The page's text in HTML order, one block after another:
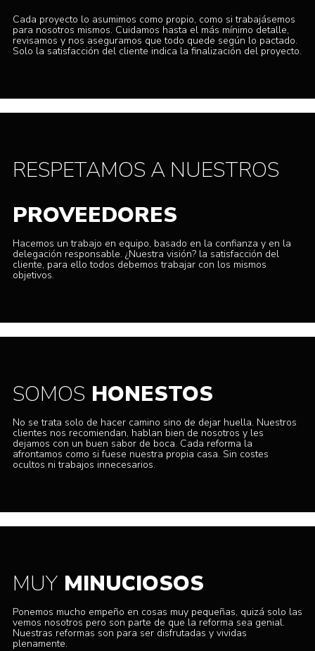
Cada proyecto lo asumimos como propio, como si trabajásemos
para nosotros mismos. Cuidamos hasta el más mínimo detalle,
revisamos y nos aseguramos que todo quede según lo pactado.
Solo la satisfacción del cliente indica la finalización del proyecto.
RESPETAMOS A NUESTROS
PROVEEDORES
Hacemos un trabajo en equipo, basado en la confianza y en la
delegación responsable. ¿Nuestra visión? la satisfacción del
cliente, para ello todos debemos trabajar con los mismos
objetivos.
SOMOS HONESTOS
No se trata solo de hacer camino sino de dejar huella. Nuestros
clientes nos recomiendan, hablan bien de nosotros y les
dejamos con un buen sabor de boca. Cada reforma la
afrontamos como si fuese nuestra propia casa. Sin costes
ocultos ni trabajos innecesarios.
MUYMINUCIOSOS
Ponemos mucho empeño en cosas muy pequeñas, quizá solo las
vemos nosotros pero son parte de que la reforma sea genial.
Nuestras reformas son para ser disfrutadas y vividas
plenamente.